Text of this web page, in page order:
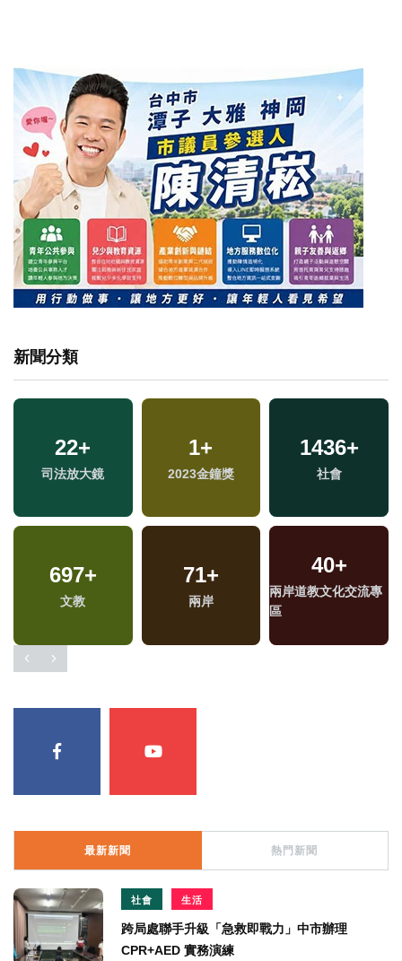
新聞分類
22+
司法放大鏡
1+
2023金鐘獎
1436+
社會
697+
文教
71+
兩岸
40+
兩岸道教文化交流專
區
最新新聞 熱門新聞
社會 生活
跨局處聯手升級「急救即戰力」中市辦理
CPR+AED 實務演練